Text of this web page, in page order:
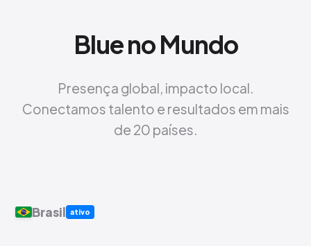
Blue no Mundo
Presença global, impacto local.
Conectamos talento e resultados em mais
de 20 países.
Brasil ativo